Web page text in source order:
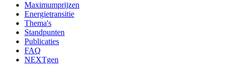
Maximumprijzen
Energietransitie
Thema's
Standpunten
Publicaties
FAQ
NEXTgen